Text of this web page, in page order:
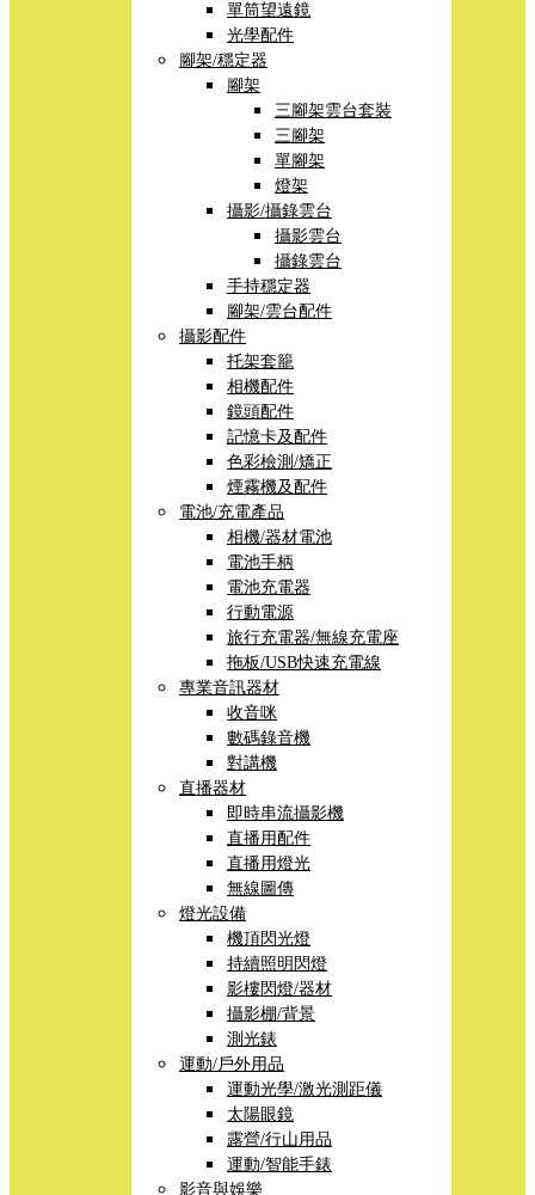
單筒望遠鏡
光學配件
腳架/穩定器
腳架
三腳架雲台套裝
三腳架
單腳架
燈架
攝影/攝錄雲台
攝影雲台
攝錄雲台
手持穩定器
腳架/雲台配件
攝影配件
托架套籠
相機配件
鏡頭配件
記憶卡及配件
色彩檢測/矯正
煙霧機及配件
電池/充電產品
相機/器材電池
電池手柄
電池充電器
行動電源
旅行充電器/無線充電座
拖板/USB快速充電線
專業音訊器材
收音咪
數碼錄音機
對講機
直播器材
即時串流攝影機
直播用配件
直播用燈光
無線圖傳
燈光設備
機頂閃光燈
持續照明閃燈
影樓閃燈/器材
攝影棚/背景
測光錶
運動/戶外用品
運動光學/激光測距儀
太陽眼鏡
露營/行山用品
運動/智能手錶
影音與娛樂